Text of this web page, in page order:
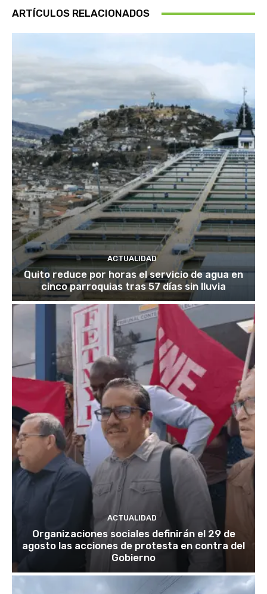
ARTÍCULOS RELACIONADOS
ACTUALIDAD
Quito reduce por horas el servicio de agua en
cinco parroquias tras 57 días sin lluvia
ACTUALIDAD
Organizaciones sociales definirán el 29 de
agosto las acciones de protesta en contra del
Gobierno